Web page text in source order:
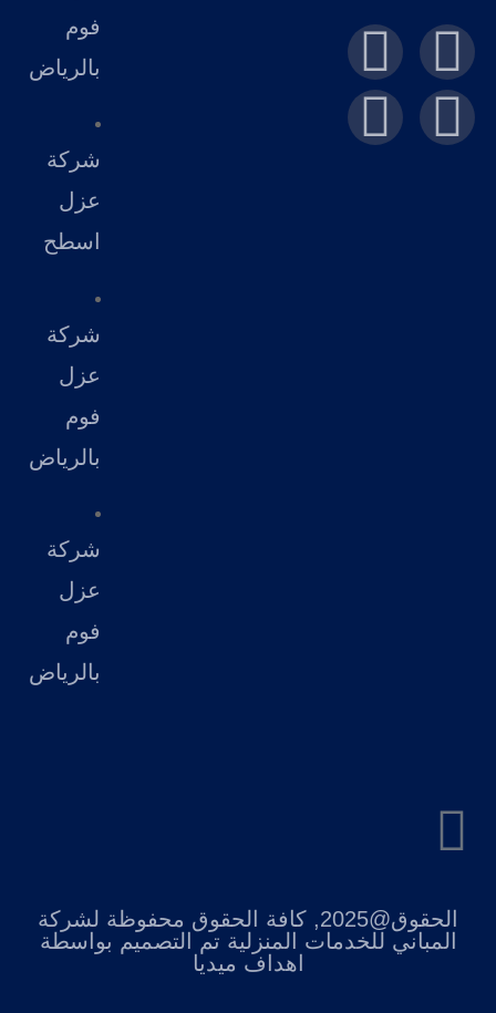
k
C
h
فوم
بالرياض
شركة
عزل
اسطح
شركة
عزل
فوم
بالرياض
شركة
عزل
فوم
بالرياض
الحقوق@2025, كافة الحقوق محفوظة لشركة
المباني للخدمات المنزلية تم التصميم بواسطة
اهداف ميديا